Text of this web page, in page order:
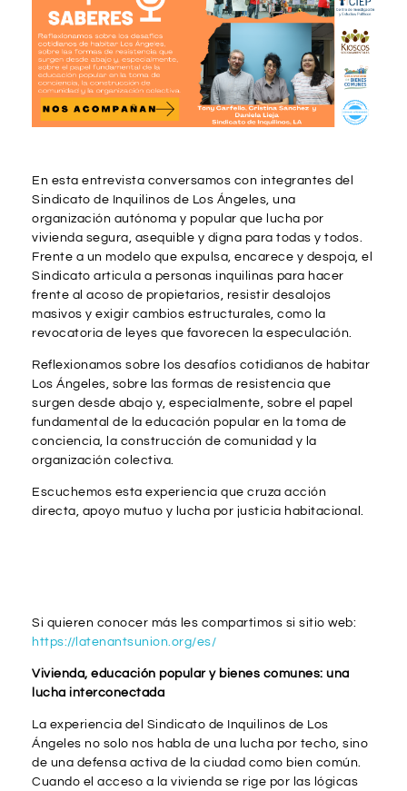
En esta entrevista conversamos con integrantes del
Sindicato de Inquilinos de Los Ángeles, una
organización autónoma y popular que lucha por
vivienda segura, asequible y digna para todas y todos.
Frente a un modelo que expulsa, encarece y despoja, el
Sindicato articula a personas inquilinas para hacer
frente al acoso de propietarios, resistir desalojos
masivos y exigir cambios estructurales, como la
revocatoria de leyes que favorecen la especulación.
Reflexionamos sobre los desafíos cotidianos de habitar
Los Ángeles, sobre las formas de resistencia que
surgen desde abajo y, especialmente, sobre el papel
fundamental de la educación popular en la toma de
conciencia, la construcción de comunidad y la
organización colectiva.
Escuchemos esta experiencia que cruza acción
directa, apoyo mutuo y lucha por justicia habitacional.
Si quieren conocer más les compartimos si sitio web:
https://latenantsunion.org/es/
Vivienda, educación popular y bienes comunes: una
lucha interconectada
La experiencia del Sindicato de Inquilinos de Los
Ángeles no solo nos habla de una lucha por techo, sino
de una defensa activa de la ciudad como bien común.
Cuando el acceso a la vivienda se rige por las lógicas